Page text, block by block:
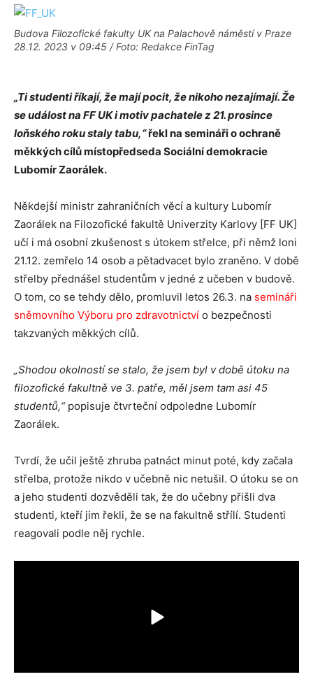
Budova Filozofické fakulty UK na Palachově náměstí v Praze
28.12. 2023 v 09:45 / Foto: Redakce FinTag
„Ti studenti říkají, že mají pocit, že nikoho nezajímají. Že
se událost na FF UK i motiv pachatele z 21. prosince
loňského roku staly tabu,“řekl na semináři o ochraně
měkkých cílů místopředseda Sociální demokracie
Lubomír Zaorálek.
Někdejší ministr zahraničních věcí a kultury Lubomír
Zaorálek na Filozofické fakultě Univerzity Karlovy [FF UK]
učí i má osobní zkušenost s útokem střelce, při němž loni
21.12. zemřelo 14 osob a pětadvacet bylo zraněno. V době
střelby přednášel studentům v jedné z učeben v budově.
O tom, co se tehdy dělo, promluvil letos 26.3. na semináři
sněmovního Výboru pro zdravotnictví o bezpečnosti
takzvaných měkkých cílů.
„Shodou okolností se stalo, že jsem byl v době útoku na
filozofické fakultně ve 3. patře, měl jsem tam asi 45
studentů,“ popisuje čtvrteční odpoledne Lubomír
Zaorálek.
Tvrdí, že učil ještě zhruba patnáct minut poté, kdy začala
střelba, protože nikdo v učebně nic netušil. O útoku se on
a jeho studenti dozvěděli tak, že do učebny přišli dva
studenti, kteří jim řekli, že se na fakultně střílí. Studenti
reagovali podle něj rychle.